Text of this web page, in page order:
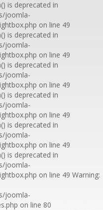
is deprecated in
joomla-
on line 49
is deprecated in
joomla-
on line 49
is deprecated in
joomla-
on line 49
is deprecated in
joomla-
on line 49
is deprecated in
joomla-
on line 49
is deprecated in
joomla-
on line 49 Warning:
joomla-
on line 80